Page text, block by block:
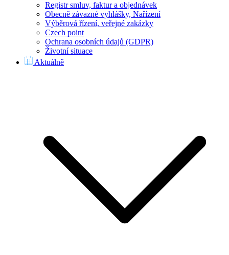
Registr smluv, faktur a objednávek
Obecně závazné vyhlášky, Nařízení
Výběrová řízení, veřejné zakázky
Czech point
Ochrana osobních údajů (GDPR)
Životní situace
Aktuálně